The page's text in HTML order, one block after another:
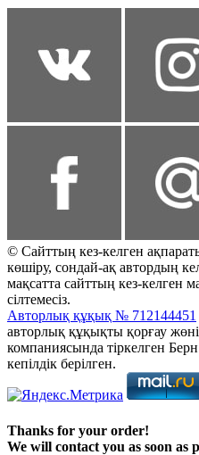
© Сайттың кез-келген
көшіру, сондай-ақ автордың
мақсатта сайттың кез-келген
сілтемесіз.
Авторлық құқық № 712144451
авторлық құқықты қорғау
компаниясында тіркелген
кепілдік берілген.
Thanks for your order!
We will contact you as soon as